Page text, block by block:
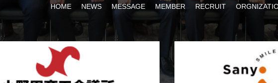
【おのだ七夕まつり2026】ケント・モリが小野田にやってくる！
HOME NEWS MESSAGE MEMBER RECRUIT